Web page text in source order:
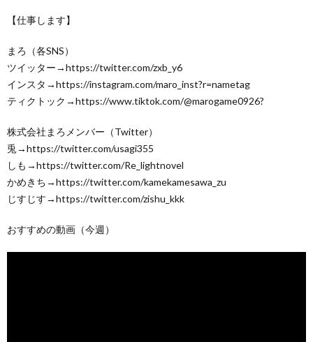
【仕事します】
まろ（各SNS）
ツイッター→https://twitter.com/zxb_y6
インスタ→https://instagram.com/maro_inst?r=nametag
ティクトック→https://www.tiktok.com/@marogame0926?
株式会社まろメンバー（Twitter）
兎→https://twitter.com/usagi355
しも→https://twitter.com/Re_lightnovel
かめきち→https://twitter.com/kamekamesawa_zu
じすじす→https://twitter.com/zishu_kkk
おすすめの動画（今週）